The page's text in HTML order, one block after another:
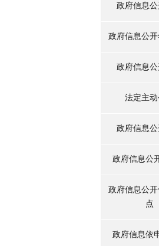
政府信息
政府信息公
政府信息
法定主
政府信息
政府信息公
政府信息公
点
政府信息依